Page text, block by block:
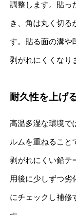
調整します。貼っ
き、角は丸く切る
す。貼る面の溝や
剥がれにくくなり
耐久性を上げ
高温多湿な環境で
ルムを重ねること
剥がれにくい鉛テ
用後に少しずつ劣
にチェックし補修